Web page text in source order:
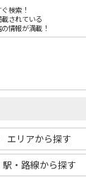
検索！
されている
情報が満載！
エリアから探す
駅・路線から探す